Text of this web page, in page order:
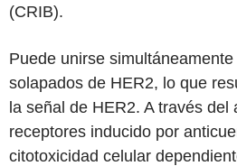
(CRIB).
Puede unirse
solapados de HER2, lo que
la señal de HER2. A través del
receptores inducido por
citotoxicidad celular